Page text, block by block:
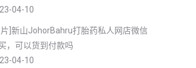
04-10
片]新山JohorBahru打胎药私人网店微信
，可以货到付款吗
04-10